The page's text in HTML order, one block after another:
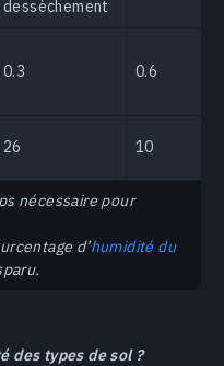
dessèchement
0.3 0.6
26 10
nécessaire pour
d’humidité du
des types de sol ?